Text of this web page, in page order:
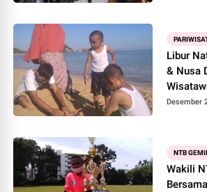
Libur Nataru,
& Nusa
Desember
NTB
Wakili